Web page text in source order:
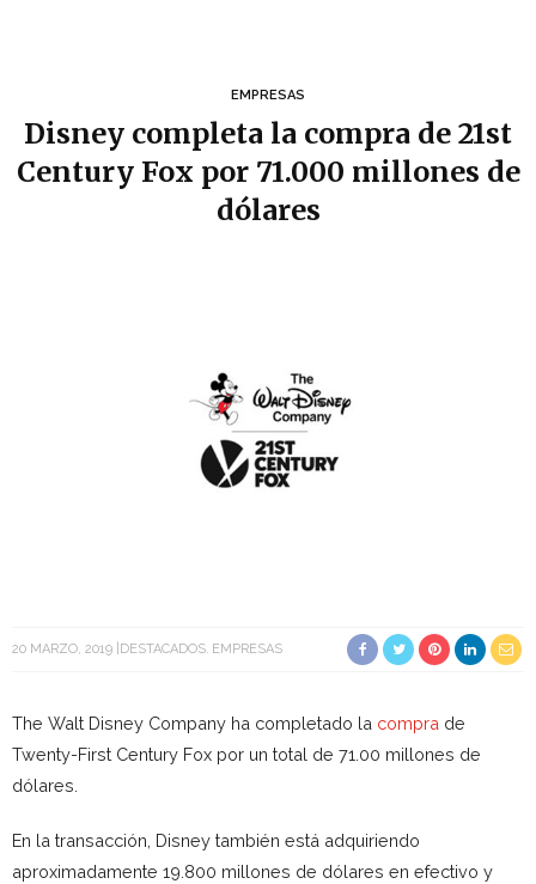
EMPRESAS
Disney completa la compra de 21st
Century Fox por 71.000 millones de
dólares
20 MARZO, 2019 DESTACADOS EMPRESAS
The Walt Disney Company ha completado la compra de
Twenty-First Century Fox por un total de 71.00 millones de
dólares.
En la transacción, Disney también está adquiriendo
aproximadamente 19.800 millones de dólares en efectivo y